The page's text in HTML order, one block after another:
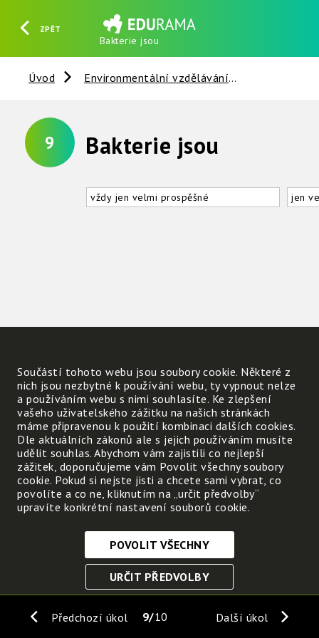
ZPĚT
Bakterie jsou
HLEDAT REGISTROVAT PŘIHLÁSIT SE
Úvod Environmentální vzdělávání
9 Bakterie jsou
vždy jen velmi prospěšné jen
Předchozí úkol Další úkol
9 10
Součástí tohoto webu jsou soubory cookie. Některé z
nich jsou nezbytné k používání webu, ty vypnout nelze
a používáním webu s nimi souhlasíte. Ke zlepšení
vašeho uživatelského zážitku na našich stránkách
máme připravenou k použití kombinaci dalších cookies.
Dle aktuálních zákonů ale s jejich používáním musíte
udělit souhlas. Abychom vám zajistili co nejlepší
zážitek, doporučujeme vám Povolit všechny soubory
cookie. Pokud si nejste jisti a chcete sami vybrat, co
povolíte a co ne, kliknutím na „určit předvolby“
upravíte konkrétní nastavení souborů cookie.
Nezbytně nutné cookies
Tyto soubory cookie jsou nezbytné, abyste se mohli
funkce. Bez těchto cookies by webové stránky
POVOLIT VŠECHNY
URČIT PŘEDVOLBY